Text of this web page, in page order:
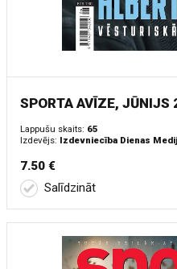
SPORTA AVĪZE, JŪNIJS
Lappušu skaits: 65
Izdevējs: Izdevniecība Dienas
7.50 €
Salīdzināt